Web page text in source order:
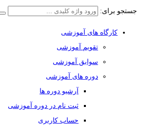
جستجو برای:
کارگاه های آموزشی
تقویم آموزشی
سوابق آموزشی
دوره های آموزشی
آرشیو دوره ها
ثبت نام در دوره آموزشی
حساب کاربری